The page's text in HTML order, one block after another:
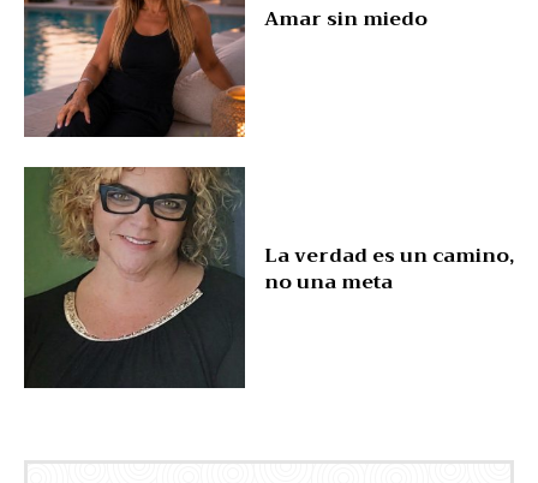
Amar sin miedo
La verdad es un camino,
no una meta